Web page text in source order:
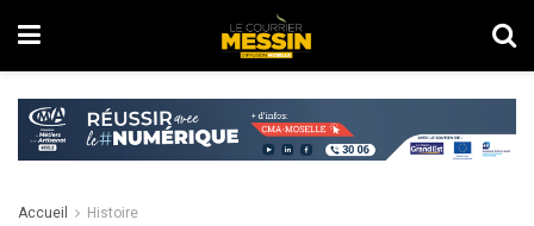
Accueil Histoire